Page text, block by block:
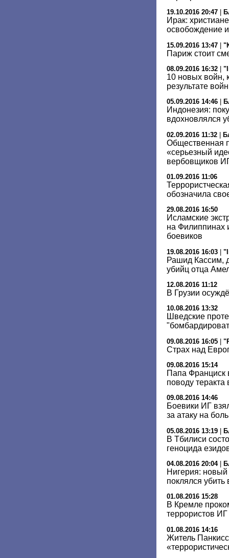
19.10.2016 20:47
Ирак:
освобождение
15.09.2016 13:47
Париж стоит
08.09.2016 16:32
10 новых войн,
результате
05.09.2016 14:46
Индонезия:
вдохновлялся
02.09.2016 11:32
Общественная
«серьезный
вербовщиков
01.09.2016 11:06
обозначила
29.08.2016 16:50
Исламские
на Филиппинах
боевиков
19.08.2016 16:03
Рашид Кассим,
убийц отца
12.08.2016 11:12
В Грузии
10.08.2016 13:32
Шведские
09.08.2016 16:05
Страх над
09.08.2016 15:14
Папа Франциск
поводу теракта
09.08.2016 14:46
Боевики ИГ
за атаку на
05.08.2016 13:19
В Тбилиси
геноцида
04.08.2016 20:04|
Нигерия:
поклялся убить
01.08.2016 15:28
В Кремле
террористов
01.08.2016 14:16
Житель